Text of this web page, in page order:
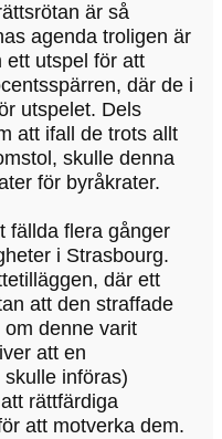
är så
agenda troligen är
ett utspel för att
där de i
utspelet. Dels
att ifall de trots allt
skulle denna
för byråkrater.
fällda flera gånger
i Strasbourg.
där ett
att den straffade
denne varit
att en
införas)
rättfärdiga
att motverka dem.